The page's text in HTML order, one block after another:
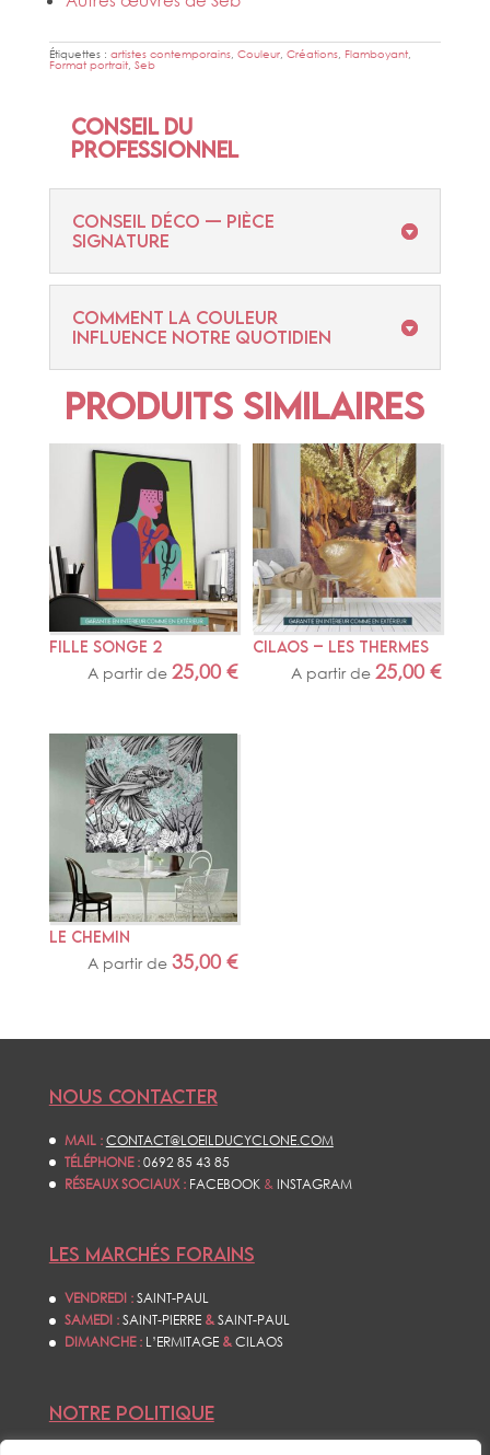
Étiquettes : artistes contemporains, Couleur, Créations, Flamboyant,
Format portrait, Seb
Conseil du
professionnel
CONSEIL DÉCO — PIÈCE
SIGNATURE
Comment la couleur
influence notre quotidien
Produits similaires
FILLE SONGE 2
A partir de 25,00 €
CILAOS – LES THERMES
A partir de25,00€
LE CHEMIN
A partir de 35,00 €
NOUS CONTACTER
MAIL :CONTACT@LOEILDUCYCLONE.COM
TÉLÉPHONE :0692 85 43 85
RÉSEAUX SOCIAUX : FACEBOOK& INSTAGRAM
LES MARCHÉS FORAINS
VENDREDI :SAINT-PAUL
SAMEDI :SAINT-PIERRE&SAINT-PAUL
DIMANCHE : L’ERMITAGE &CILAOS
NOTRE POLITIQUE